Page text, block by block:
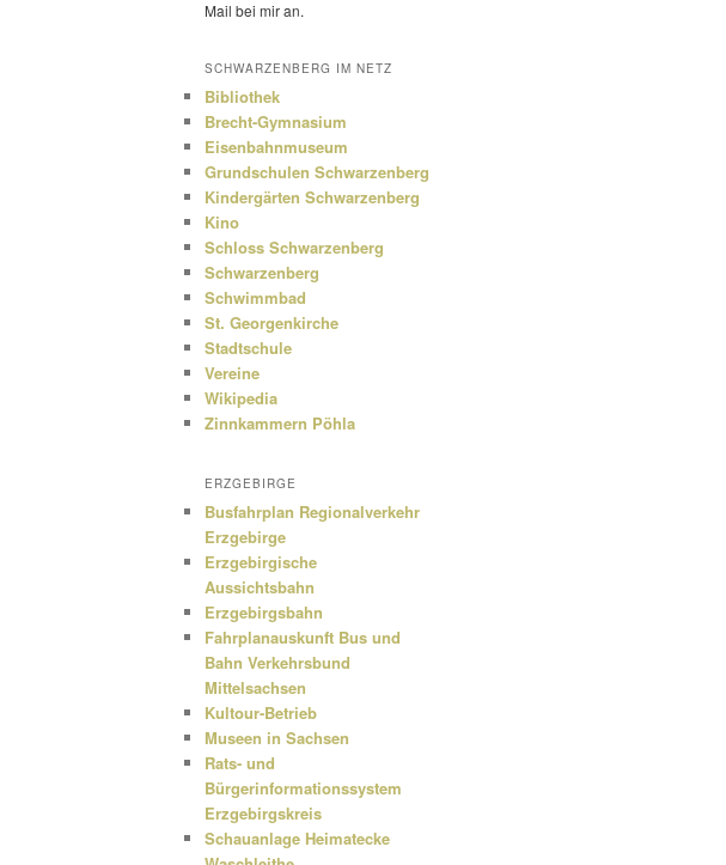
Mail bei mir an.
SCHWARZENBERG IM NETZ
Bibliothek
Brecht-Gymnasium
Eisenbahnmuseum
Grundschulen Schwarzenberg
Kindergärten Schwarzenberg
Kino
Schloss Schwarzenberg
Schwarzenberg
Schwimmbad
St. Georgenkirche
Stadtschule
Vereine
Wikipedia
Zinnkammern Pöhla
ERZGEBIRGE
Busfahrplan Regionalverkehr
Erzgebirge
Erzgebirgische
Aussichtsbahn
Erzgebirgsbahn
Fahrplanauskunft Bus und
Bahn Verkehrsbund
Mittelsachsen
Kultour-Betrieb
Museen in Sachsen
Rats- und
Bürgerinformationssystem
Erzgebirgskreis
Schauanlage Heimatecke